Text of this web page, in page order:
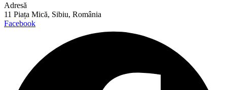
Adresă
11 Piața Mică, Sibiu, România
Facebook